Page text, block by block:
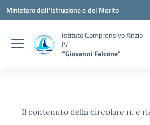
Vai ai contenuti
Vai al menu di navigazione
Vai al footer
Ministero dell'Istruzione e del Merito
Istituto Comprensivo Anzio
IV
"Giovanni Falcone"
Il contenuto della circolare n. è